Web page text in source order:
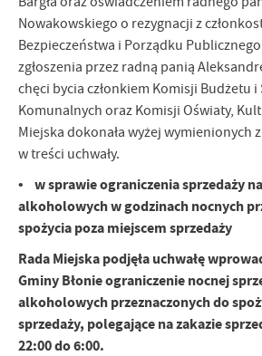
Nowakowskiego o rezygnacji z
Bezpieczeństwa i Porządku
zgłoszenia przez radną panią
chęci bycia członkiem Komisji Budżetu i
Komunalnych oraz Komisji Oświaty,
Miejska dokonała wyżej wymienionych
w treści uchwały.
• w sprawie ograniczenia sprzedaży
alkoholowych w godzinach nocnych
spożycia poza miejscem sprzedaży
Rada Miejska podjęła uchwałę
Gminy Błonie ograniczenie nocnej
alkoholowych przeznaczonych do
sprzedaży, polegające na zakazie
22:00 do 6:00.